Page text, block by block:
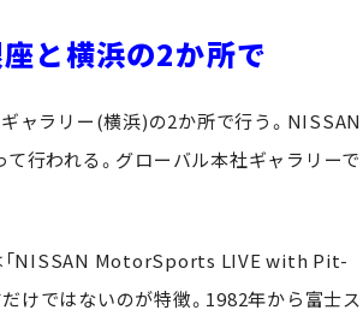
と横浜の2か所で
ャラリー(横浜)の2か所で行う。NISSAN
行われる。グローバル本社ギャラリーで
「NISSAN MotorSports LIVE with Pit-
けではないのが特徴。1982年から富士ス